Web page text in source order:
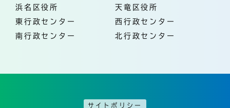
浜名区役所
天竜区役所
東行政センター
西行政センター
南行政センター
北行政センター
サイトポリシー